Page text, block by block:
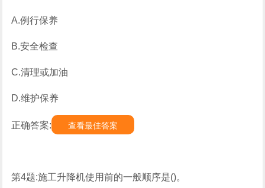
A.例行保养
B.安全检查
C.清理或加油
D.维护保养
正确答案: 查看最佳答案
第4题:施工升降机使用前的一般顺序是()。